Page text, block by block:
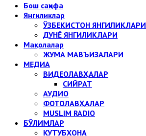
Бош саҳифа
Янгиликлар
ЎЗБЕКИСТОН ЯНГИЛИКЛАРИ
ДУНЁ ЯНГИЛИКЛАРИ
Мақолалар
ЖУМА МАВЪИЗАЛАРИ
МЕДИА
ВИДЕОЛАВҲАЛАР
СИЙРАТ
АУДИО
ФОТОЛАВҲАЛАР
MUSLIM RADIO
БЎЛИМЛАР
КУТУБХОНА